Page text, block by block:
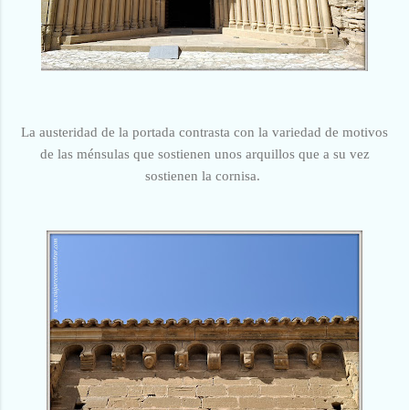
La austeridad de la portada contrasta con la variedad de motivos
de lasménsulas que sostienen unos arquillos que a su vez
sostienen la cornisa.